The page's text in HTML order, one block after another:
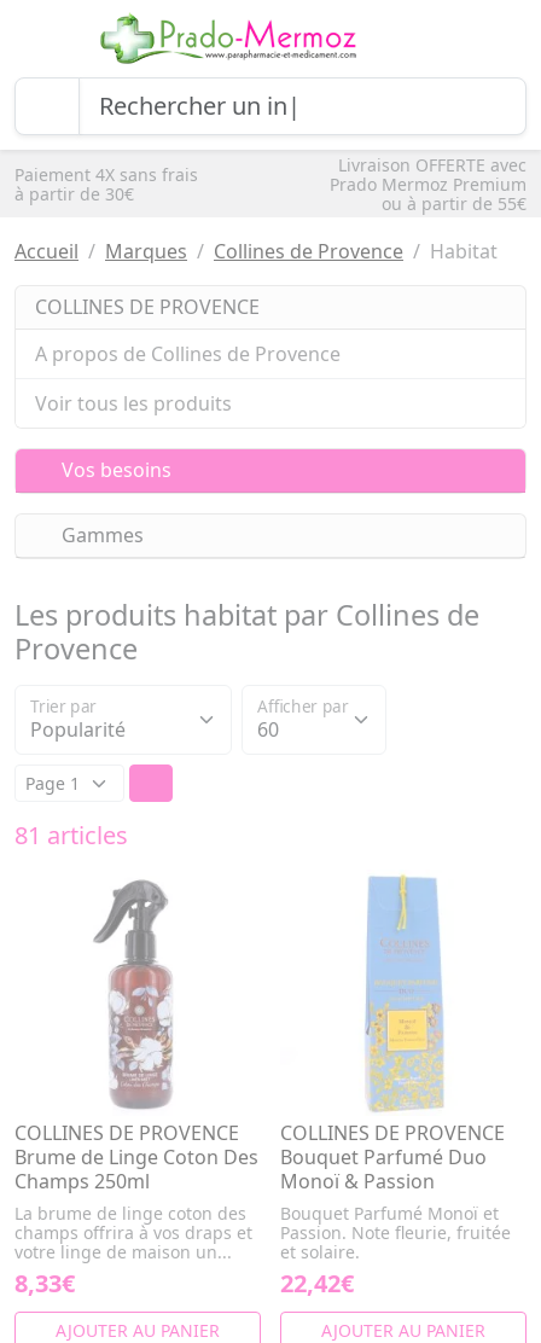
Paiement 4X sans frais
à partir de 30€
Livraison OFFERTE avec
Prado Mermoz Premium
ou à partir de 55€
Accueil Marques Collines de Provence Habitat
COLLINES DE PROVENCE
A propos de Collines de Provence
Voir tous les produits
Vos besoins
Gammes
Les produits habitat par Collines de
Provence
Trier par Afficher par
81 articles
COLLINES DE PROVENCE
Brume de Linge Coton Des
Champs 250ml
La brume de linge coton des
champs offrira à vos draps et
votre linge de maison un...
8,33€
AJOUTER AU PANIER
COLLINES DE PROVENCE
Bouquet Parfumé Duo
Monoï & Passion
Bouquet Parfumé Monoï et
Passion. Note fleurie, fruitée
et solaire.
22,42€
AJOUTER AU PANIER